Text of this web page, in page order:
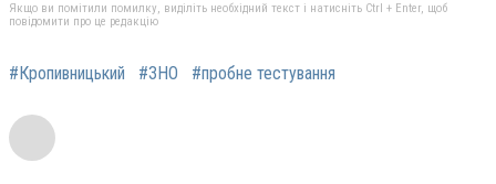
Якщо ви помітили помилку, виділіть необхідний текст і натисніть Ctrl + Enter, щоб
повідомити про це редакцію
#Кропивницький #ЗНО #пробне тестування